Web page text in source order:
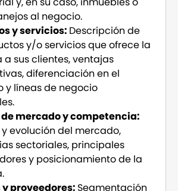
al negocio.
y servicios: Descripción de
y/o servicios que ofrece la
a sus clientes, ventajas
diferenciación en el
y líneas de negocio
mercado y competencia:
evolución del mercado,
sectoriales, principales
y posicionamiento de la
proveedores: Segmentación